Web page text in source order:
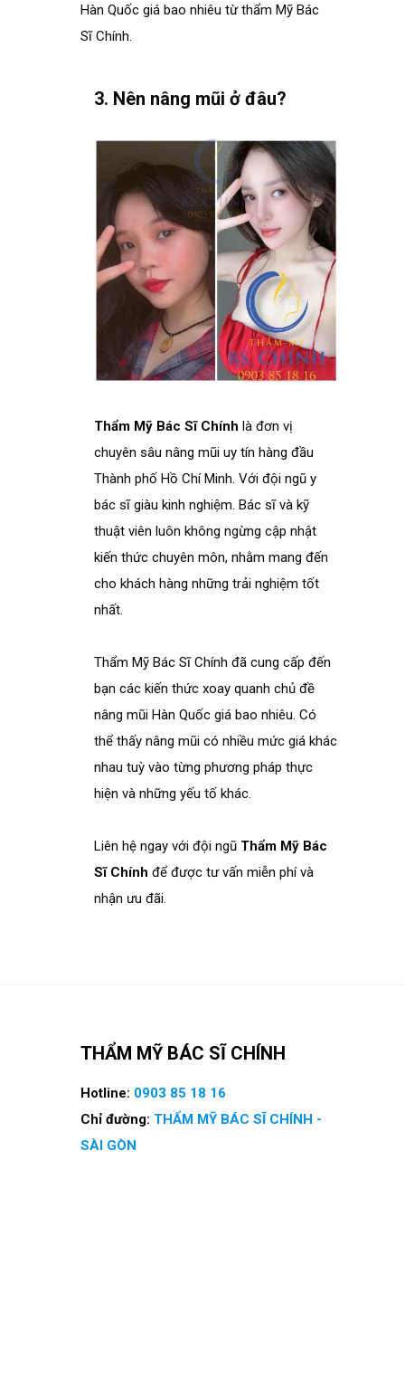
Hàn Quốc giá bao nhiêu từ thẩm Mỹ Bác
Sĩ Chính.
3. Nên nâng mũi ở đâu?
Thẩm Mỹ Bác Sĩ Chính là đơn vị
chuyên sâu nâng mũi uy tín hàng đầu
Thành phố Hồ Chí Minh. Với đội ngũ y
bác sĩ giàu kinh nghiệm. Bác sĩ và kỹ
thuật viên luôn không ngừng cập nhật
kiến thức chuyên môn, nhằm mang đến
cho khách hàng những trải nghiệm tốt
nhất.
Thẩm Mỹ Bác Sĩ Chính đã cung cấp đến
bạn các kiến thức xoay quanh chủ đề
nâng mũi Hàn Quốc giá bao nhiêu. Có
thể thấy nâng mũi có nhiều mức giá khác
nhau tuỳ vào từng phương pháp thực
hiện và những yếu tố khác.
Liên hệ ngay với đội ngũ Thẩm Mỹ Bác
Sĩ Chính để được tư vấn miễn phí và
nhận ưu đãi.
THẨM MỸ BÁC SĨ CHÍNH
Hotline: 0903 85 18 16
Chỉ đường: THẨM MỸ BÁC SĨ CHÍNH -
SÀI GÒN